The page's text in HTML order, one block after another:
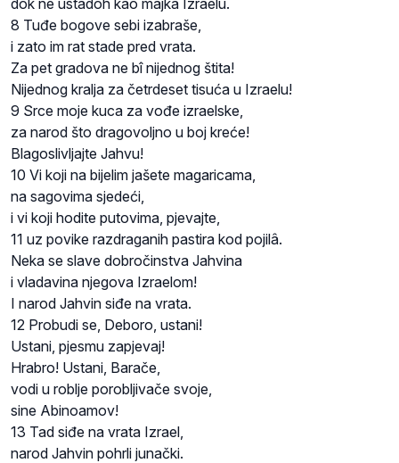
8 Tuđe bogove sebi izabraše,
i zato im rat stade pred vrata.
Za pet gradova ne bî nijednog štita!
Nijednog kralja za četrdeset tisuća u Izraelu!
9 Srce moje kuca za vođe izraelske,
za narod što dragovoljno u boj kreće!
Blagoslivljajte Jahvu!
10 Vi koji na bijelim jašete magaricama,
na sagovima sjedeći,
i vi koji hodite putovima, pjevajte,
11 uz povike razdraganih pastira kod pojilâ.
Neka se slave dobročinstva Jahvina
i vladavina njegova Izraelom!
I narod Jahvin siđe na vrata.
12 Probudi se, Deboro, ustani!
Ustani, pjesmu zapjevaj!
Hrabro! Ustani, Barače,
vodi u roblje porobljivače svoje,
sine Abinoamov!
13 Tad siđe na vrata Izrael,
narod Jahvin pohrli junački.